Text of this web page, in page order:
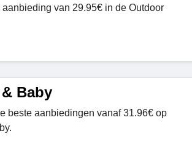
aanbieding van 29.95€ in de Outdoor
Baby
beste aanbiedingen vanaf 31.96€ op